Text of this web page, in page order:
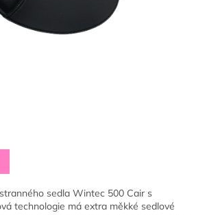
sedla Wintec 500 Cair s
technologie má extra měkké sedlové